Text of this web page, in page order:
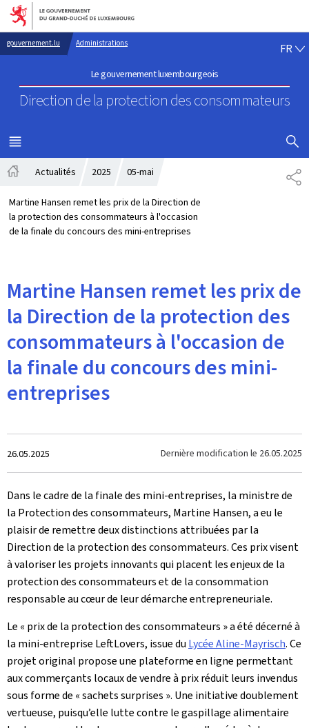
Aller au menu principal
Aller au contenu
gouvernement.lu Administrations
Le gouvernement luxembourgeois
Direction de la protection des consommateurs
FR
MENU
PRINCIPAL
Actualités 2025 05-mai
Martine Hansen remet les prix de la Direction de
la protection des consommateurs à l'occasion
de la finale du concours des mini-entreprises
Martine Hansen remet les prix de
la Direction de la protection des
consommateurs à l'occasion de
la finale du concours des mini-
entreprises
Crée
le
26.05.2025 Dernière modification le 26.05.2025
Dans le cadre de la finale des mini-entreprises, la ministre de
la Protection des consommateurs, Martine Hansen, a eu le
plaisir de remettre deux distinctions attribuées par la
Direction de la protection des consommateurs. Ces prix visent
à valoriser les projets innovants qui placent les enjeux de la
protection des consommateurs et de la consommation
responsable au cœur de leur démarche entrepreneuriale.
Le « prix de la protection des consommateurs » a été décerné à
la mini-entreprise LeftLovers, issue du Lycée Aline-Mayrisch. Ce
projet original propose une plateforme en ligne permettant
aux commerçants locaux de vendre à prix réduit leurs invendus
sous forme de « sachets surprises ». Une initiative doublement
vertueuse, puisqu’elle lutte contre le gaspillage alimentaire